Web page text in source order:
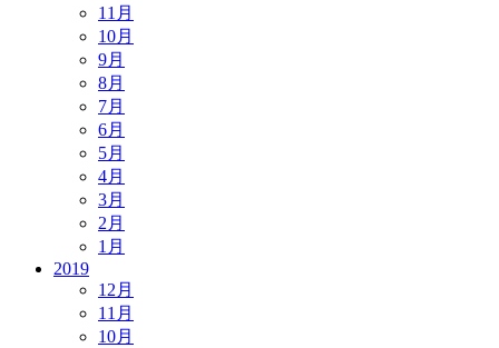
11月
10月
9月
8月
7月
6月
5月
4月
3月
2月
1月
2019
12月
11月
10月